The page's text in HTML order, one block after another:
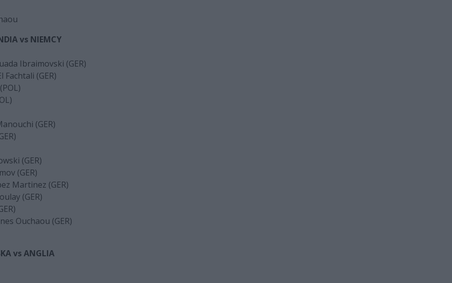
vs NIEMCY
Ibraimovski (GER)
(GER)
(GER)
(GER)
(GER)
Martinez (GER)
(GER)
Ouchaou (GER)
vs ANGLIA